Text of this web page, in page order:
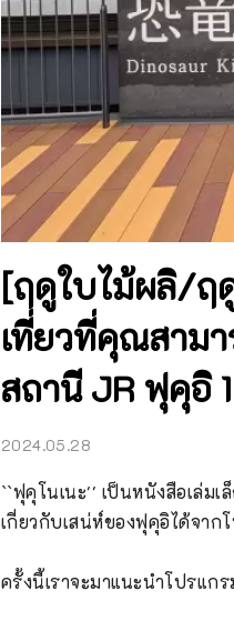
[ฤดูใบไม้ผลิ/ฤ
เที่ยวที่คุณสาม
สถานี JR ฟุคุอิ
2024.05.28
``ฟุคุโนเนะ'' เป็นหนังสือเล่ม
เกี่ยวกับเสน่ห์ของฟุคุอิได้จาก
ครั้งนี้เราจะมาแนะนำโปรแก